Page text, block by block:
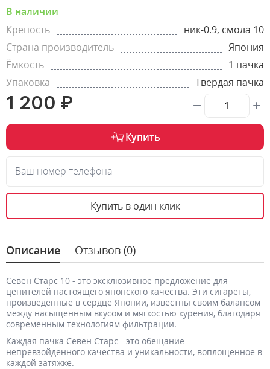
В наличии
Крепость
ник-0.9, смола 10
Страна производитель
Япония
Ёмкость
1 пачка
Упаковка
Твердая пачка
1 200 ₽
Купить
Ваш номер телефона
Купить в один клик
Описание Отзывов (0)
Севен Старс 10 - это эксклюзивное предложение для
ценителей настоящего японского качества. Эти сигареты,
произведенные в сердце Японии, известны своим балансом
между насыщенным вкусом и мягкостью курения, благодаря
современным технологиям фильтрации.
Каждая пачка Севен Старс - это обещание
непревзойденного качества и уникальности, воплощенное в
каждой затяжке.